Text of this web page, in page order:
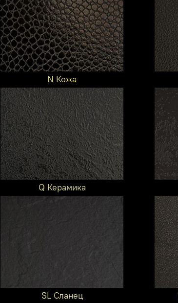
N Кожа
Q Керамика
SL Сланец